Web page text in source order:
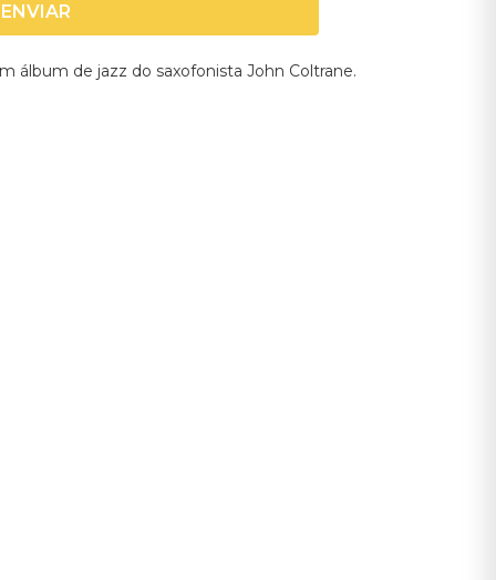
ENVIAR
álbum de jazz do saxofonista John Coltrane.